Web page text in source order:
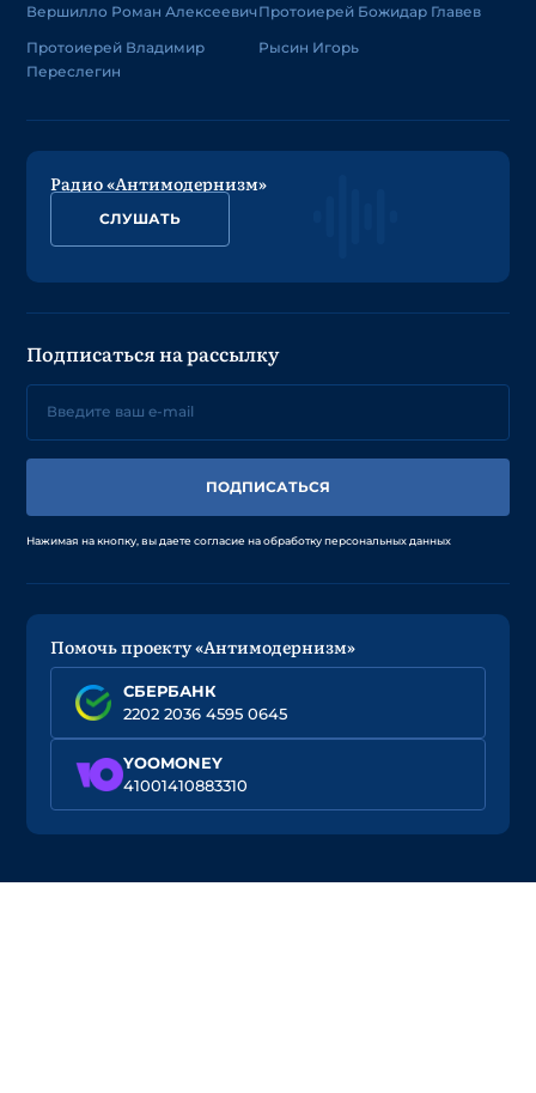
Вершилло Роман Алексеевич
Протоиерей Владимир
Переслегин
Протоиерей Божидар Главев
Рысин Игорь
Радио «Антимодернизм»
СЛУШАТЬ
Подписаться на рассылку
ПОДПИСАТЬСЯ
Нажимая на кнопку, вы даете согласие на обработку персональных данных
Помочь проекту «Антимодернизм»
СБЕРБАНК
2202 2036 4595 0645
YOOMONEY
41001410883310